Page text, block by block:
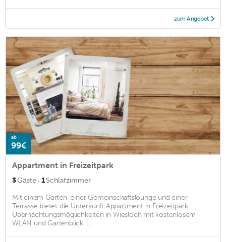
zum Angebot
ab
99€
Appartment in Freizeitpark
3Gäste · 1Schlafzimmer
Mit einem Garten, einer Gemeinschaftslounge und einer
Terrasse bietet die Unterkunft Appartment in Freizeitpark
Übernachtungsmöglichkeiten in Wiesloch mit kostenlosem
WLAN und Gartenblick. ...